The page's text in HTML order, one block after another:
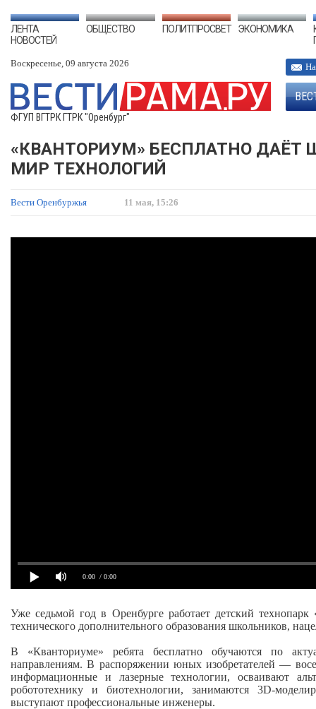
ЛЕНТА
НОВОСТЕЙ
ОБЩЕСТВО ПОЛИТПРОСВЕТ ЭКОНОМИКА
Воскресенье, 09 августа 2026
ФГУП ВГТРК ГТРК "Оренбург"
«КВАНТОРИУМ» БЕСПЛАТНО
МИР ТЕХНОЛОГИЙ
Вести Оренбуржья 11 мая, 15:26
0:00 / 0:00
Уже седьмой год в Оренбурге работает детский
технического дополнительного образования школьников,
В «Кванториуме» ребята бесплатно обучаются по
направлениям. В распоряжении юных изобретателей —
информационные и лазерные технологии, осваивают
робототехнику и биотехнологии, занимаются
выступают профессиональные инженеры.